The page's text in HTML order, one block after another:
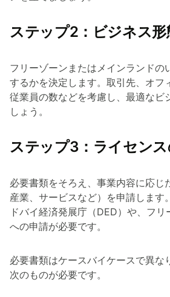
ステップ2：ビジネス形
フリーゾーンまたはメインランドの
するかを決定します。取引先、オフ
従業員の数などを考慮し、最適なビ
しょう。
ステップ3：ライセン
必要書類をそろえ、事業内容に応じ
産業、サービスなど）を申請します
ドバイ経済発展庁（DED）や、フ
への申請が必要です。
必要書類はケースバイケースで異な
次のものが必要です。